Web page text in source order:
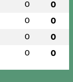
0 0
0 0
0 0
0 0